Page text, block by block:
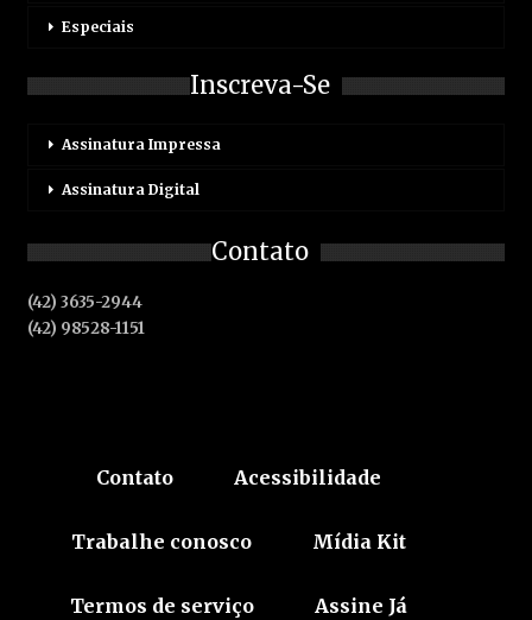
Especiais
Inscreva-Se
Assinatura Impressa
Assinatura Digital
Contato
(42) 3635-2944
(42) 98528-1151
Contato Acessibilidade
Trabalhe conosco Mídia Kit
Termos de serviço Assine Já